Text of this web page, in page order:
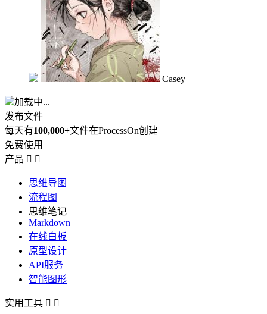
Casey
加载中...
发布文件
每天有100,000+文件在ProcessOn创建
免费使用
产品  
思维导图
流程图
思维笔记
Markdown
在线白板
原型设计
API服务
智能图形
实用工具  